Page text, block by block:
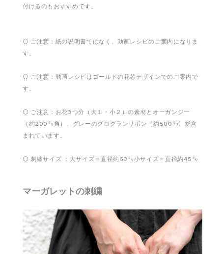
付けるのもおすすめです。
⚪️ ご注意：紙の説明書ではなく、動画レシピのご案内になりま
す。
⚪️ ご注意：動画レシピはゴールドの花芯デザインでのご案内で
す。
⚪️ ご注意：お花3つ分（大１・小２）の素材とオーガンジー
（約200㍉角）、グレーのグログランリボン（約500㍉）が含
まれています。
⚪️ 刺繍サイズ ：大サイズ＝直径約60㍉小サイズ＝直径約45㍉
マーガレットの刺繍